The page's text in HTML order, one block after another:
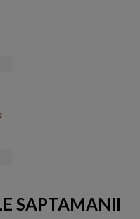
inspectie care a stabilit
SAPTAMANII